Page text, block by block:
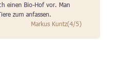
einen Bio-Hof vor. Man
zum anfassen.
Markus Kuntz(4/5)